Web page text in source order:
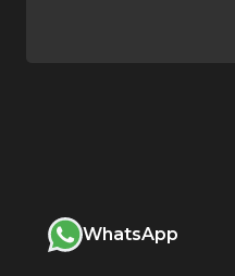
WhatsApp